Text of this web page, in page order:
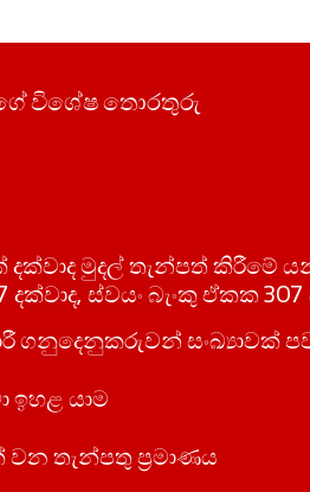
විශේෂ තොරතුරු
දක්වාද මුදල් තැන්පත් කිරීමේ
දක්වාද, ස්වයං බැංකු ඒකක
ගනුදෙනුකරුවන් සංඛ්‍යාවක්
ඉහළ යාම
වන තැන්පතු ප‍්‍රමාණය